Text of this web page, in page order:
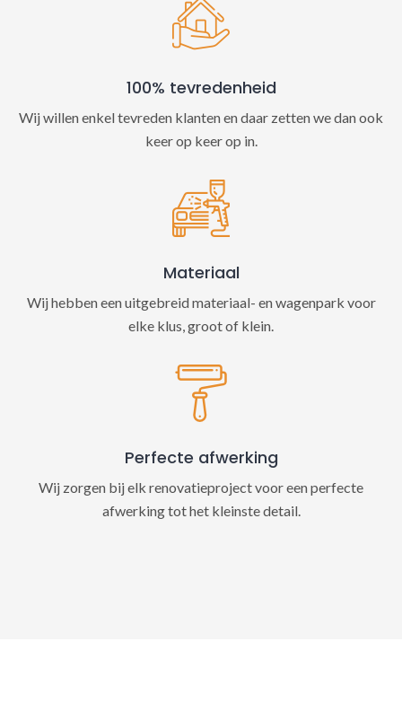
100% tevredenheid
Wij willen enkel tevreden klanten en daar zetten we dan ook
keer op keer op in.
Materiaal
Wij hebben een uitgebreid materiaal- en wagenpark voor
elke klus, groot of klein.
Perfecte afwerking
Wij zorgen bij elk renovatieproject voor een perfecte
afwerking tot het kleinste detail.